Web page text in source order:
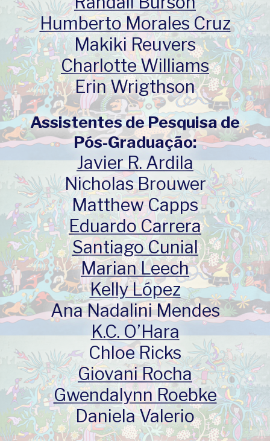
Humberto Morales Cruz
Makiki Reuvers
Charlotte Williams
Erin Wrigthson
Assistentes de Pesquisa de
Pós-Graduação:
Javier R. Ardila
Nicholas Brouwer
Matthew Capps
Eduardo Carrera
Santiago Cunial
Marian Leech
Kelly López
Ana Nadalini Mendes
K.C. O’Hara
Chloe Ricks
Giovani Rocha
Gwendalynn Roebke
Daniela Valerio